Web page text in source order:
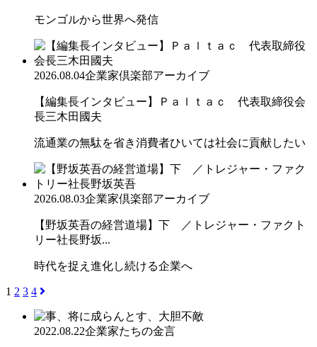
モンゴルから世界へ発信
2026.08.04企業家倶楽部アーカイブ
【編集長インタビュー】Ｐａｌｔａｃ 代表取締役会
長三木田國夫
流通業の無駄を省き消費者ひいては社会に貢献したい
2026.08.03企業家倶楽部アーカイブ
【野坂英吾の経営道場】下 ／トレジャー・ファクト
リー社長野坂...
時代を捉え進化し続ける企業へ
1 2 3 4
2022.08.22企業家たちの金言